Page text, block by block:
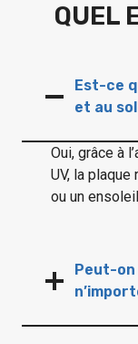
QUEL
Est-ce
et au
Oui, grâce à
UV, la
ou un
Peut-on